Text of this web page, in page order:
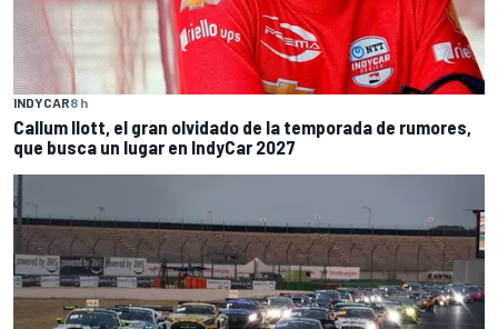
INDYCAR8 h
Callum Ilott, el gran olvidado de la temporada de rumores,
que busca un lugar en IndyCar 2027